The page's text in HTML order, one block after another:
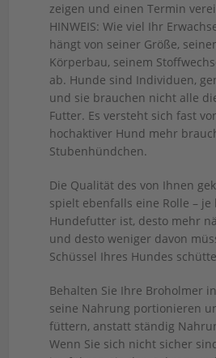
zeigen und einen Termin
HINWEIS: Wie viel Ihr
hängt von seiner Größe,
Körperbau, seinem
ab. Hunde sind Individuen,
und sie brauchen nicht alle
Futter. Es versteht sich fast
hochaktiver Hund mehr
Stubenhündchen.
Die Qualität des von Ihnen
spielt ebenfalls eine Rolle – je
Hundefutter ist, desto mehr
und desto weniger davon
Schüssel Ihres Hundes
Behalten Sie Ihre Broholmer
seine Nahrung portionieren
füttern, anstatt ständig
Wenn Sie sich nicht sicher